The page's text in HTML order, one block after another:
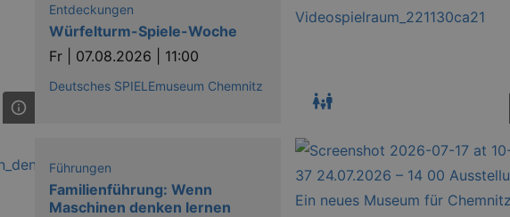
Entdeckungen
Würfelturm-Spiele-Woche
Fr | 07.08.2026 | 11:00
Deutsches SPIELEmuseum Chemnitz
Führungen
Familienführung: Wenn
Maschinen denken lernen